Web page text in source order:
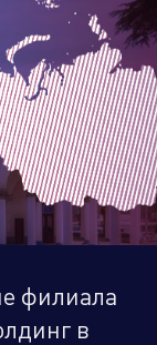
филиала
в